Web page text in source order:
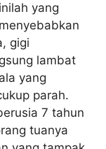
yang
gigi
lambat
yang
parah.
7 tahun
tuanya